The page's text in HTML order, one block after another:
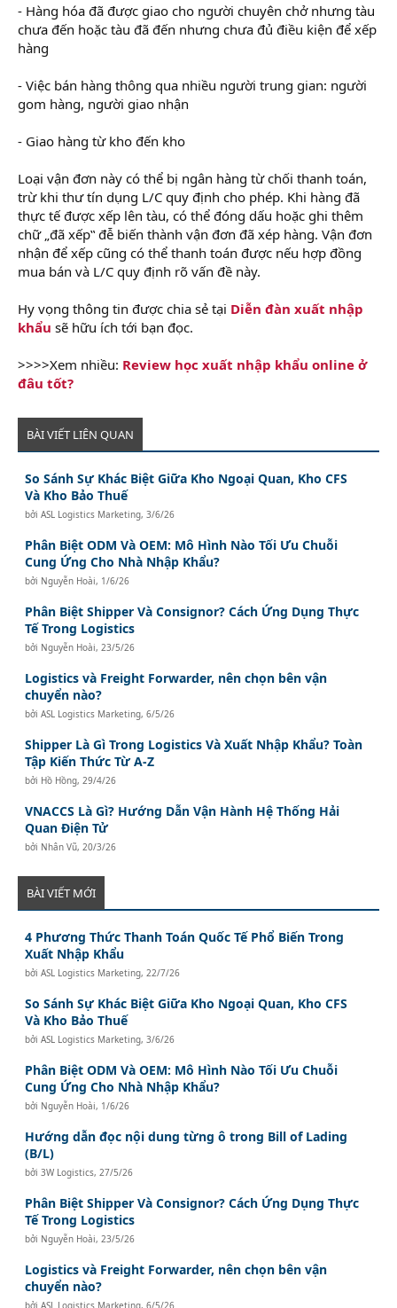
- Hàng hóa đã được giao cho người chuyên chở nhưng tàu
chưa đến hoặc tàu đã đến nhưng chưa đủ điều kiện để xếp
hàng
- Việc bán hàng thông qua nhiều người trung gian: người
gom hàng, người giao nhận
- Giao hàng từ kho đến kho
Loại vận đơn này có thể bị ngân hàng từ chối thanh toán,
trừ khi thư tín dụng L/C quy định cho phép. Khi hàng đã
thực tế được xếp lên tàu, có thể đóng dấu hoặc ghi thêm
chữ „đã xếp‟ đễ biến thành vận đơn đã xép hàng. Vận đơn
nhận để xếp cũng có thể thanh toán được nếu hợp đồng
mua bán và L/C quy định rõ vấn đề này.
Hy vọng thông tin được chia sẻ tại Diễn đàn xuất nhập
khẩu sẽ hữu ích tới bạn đọc.
>>>>Xem nhiều: Review học xuất nhập khẩu online ở
đâu tốt?
BÀI VIẾT LIÊN QUAN
So Sánh Sự Khác Biệt Giữa Kho Ngoại Quan, Kho CFS
Và Kho Bảo Thuế
bởiASL Logistics Marketing,3/6/26
Phân Biệt ODM Và OEM: Mô Hình Nào Tối Ưu Chuỗi
Cung Ứng Cho Nhà Nhập Khẩu?
bởi Nguyễn Hoài, 1/6/26
Phân Biệt Shipper Và Consignor? Cách Ứng Dụng Thực
Tế Trong Logistics
bởi Nguyễn Hoài, 23/5/26
Logistics và Freight Forwarder, nên chọn bên vận
chuyển nào?
bởiASL Logistics Marketing,6/5/26
Shipper Là Gì Trong Logistics Và Xuất Nhập Khẩu? Toàn
Tập Kiến Thức Từ A-Z
bởi Hồ Hồng, 29/4/26
VNACCS Là Gì? Hướng Dẫn Vận Hành Hệ Thống Hải
Quan Điện Tử
bởi Nhân Vũ, 20/3/26
BÀI VIẾT MỚI
4 Phương Thức Thanh Toán Quốc Tế Phổ Biến Trong
Xuất Nhập Khẩu
bởiASL Logistics Marketing, 22/7/26
So Sánh Sự Khác Biệt Giữa Kho Ngoại Quan, Kho CFS
Và Kho Bảo Thuế
bởiASL Logistics Marketing,3/6/26
Phân Biệt ODM Và OEM: Mô Hình Nào Tối Ưu Chuỗi
Cung Ứng Cho Nhà Nhập Khẩu?
bởi Nguyễn Hoài, 1/6/26
Hướng dẫn đọc nội dung từng ô trong Bill of Lading
(B/L)
bởi3W Logistics, 27/5/26
Phân Biệt Shipper Và Consignor? Cách Ứng Dụng Thực
Tế Trong Logistics
bởi Nguyễn Hoài, 23/5/26
Logistics và Freight Forwarder, nên chọn bên vận
chuyển nào?
bởiASL Logistics Marketing,6/5/26